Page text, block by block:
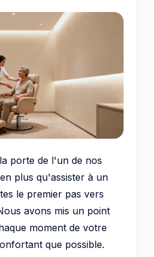
porte de l'un de nos
plus qu'assister à un
le premier pas vers
avons mis un point
moment de votre
que possible.